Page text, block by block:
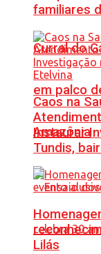
Curral do
em palco
Amazônia
familiares
Caos na
Instaurar
Tundis,
Lilás